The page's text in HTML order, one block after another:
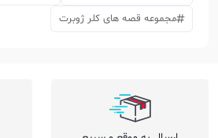
مجموعه قصه های کلر ژوبرت